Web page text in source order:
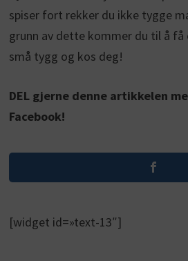
spiser fort rekker du ikke tygge
grunn av dette kommer du til å få
små tygg og kos deg!
DEL gjerne denne artikkelen
Facebook!
[widget id=»text-13″]